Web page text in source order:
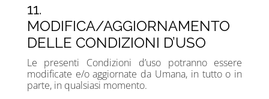
11.
MODIFICA/AGGIORNAMENTO
DELLE CONDIZIONI D’USO
Le presenti Condizioni d’uso potranno essere
modificate e/o aggiornate da Umana, in tutto o in
parte, in qualsiasi momento.